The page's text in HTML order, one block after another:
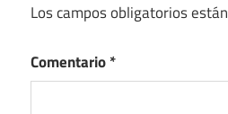
Los campos obligatorios
Comentario*